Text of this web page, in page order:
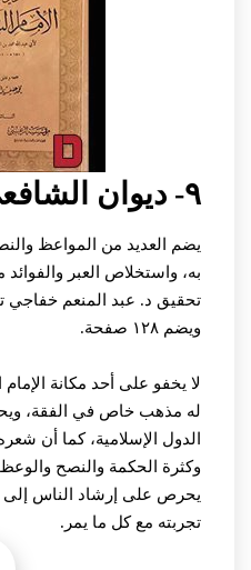
٩- ديوان الشافعي:
يضم العديد من المواعظ
به، واستخلاص العبر والفوائد
ويضم ١٢٨ صفحة.
لا يخفو على أحد مكانة
له مذهب خاص في الفقة،
الدول الإسلامية، كما أن
وكثرة الحكمة والنصح
يحرص على إرشاد الناس إلى
تجربته مع كل ما يمر.